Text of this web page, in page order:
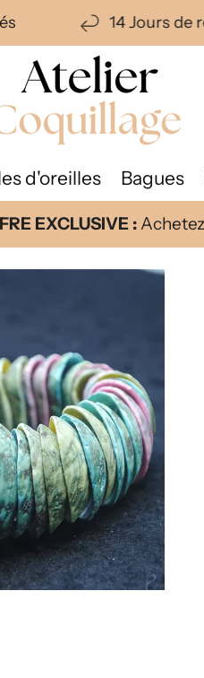
14 Jours
d'oreilles Bagues
EXCLUSIVE :Achetez